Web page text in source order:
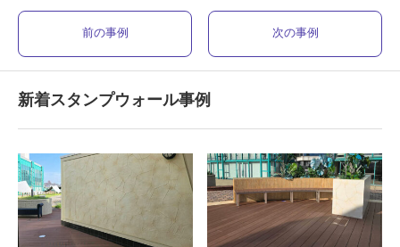
前の事例 次の事例
新着スタンプウォール事例